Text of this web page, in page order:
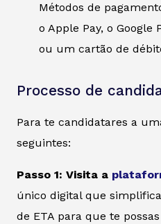
Métodos de
o Apple Pay, o
ou um cartão de
Processo de
Para te candidatares a
seguintes:
Passo 1: Visita a
único digital que
de ETA para que te